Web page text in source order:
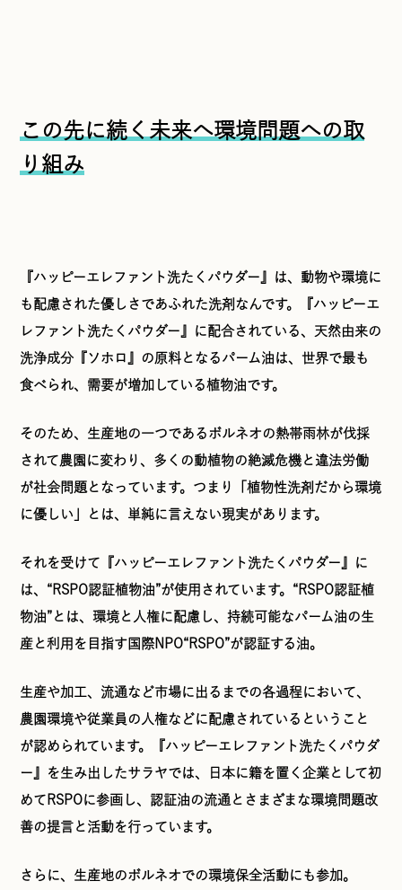
この先に続く未来へ環境問題への取
り組み
『ハッピーエレファント洗たくパウダー』は、動物や環境に
も配慮された優しさであふれた洗剤なんです。『ハッピーエ
レファント洗たくパウダー』に配合されている、天然由来の
洗浄成分『ソホロ』の原料となるパーム油は、世界で最も
食べられ、需要が増加している植物油です。
そのため、生産地の一つであるボルネオの熱帯雨林が伐採
されて農園に変わり、多くの動植物の絶滅危機と違法労働
が社会問題となっています。つまり「植物性洗剤だから環境
に優しい」とは、単純に言えない現実があります。
それを受けて『ハッピーエレファント洗たくパウダー』に
は、“RSPO認証植物油”が使用されています。“RSPO認証植
物油”とは、環境と人権に配慮し、持続可能なパーム油の生
産と利用を目指す国際NPO“RSPO”が認証する油。
生産や加工、流通など市場に出るまでの各過程において、
農園環境や従業員の人権などに配慮されているということ
が認められています。『ハッピーエレファント洗たくパウダ
ー』を生み出したサラヤでは、日本に籍を置く企業として初
めてRSPOに参画し、認証油の流通とさまざまな環境問題改
善の提言と活動を行っています。
さらに、生産地のボルネオでの環境保全活動にも参加。